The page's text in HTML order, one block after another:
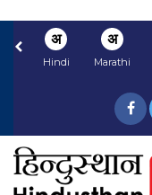
अ
Hindi
अ
Marathi